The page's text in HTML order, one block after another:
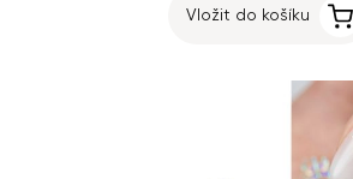
Vložit do košíku